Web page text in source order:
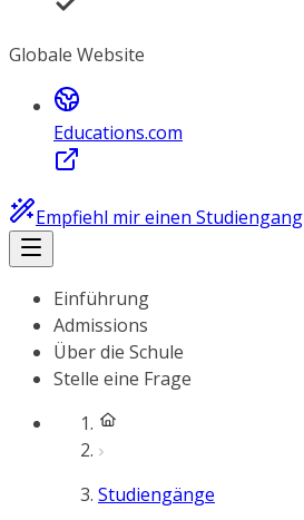
Globale Website
Educations.com
Empfiehl mir einen Studiengang
Einführung
Admissions
Über die Schule
Stelle eine Frage
Studiengänge